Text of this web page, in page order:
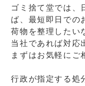
ゴミ捨て堂では、
ば、最短即日での
荷物を整理したい
当社であれば対応
まずはお気軽にご
行政が指定する処